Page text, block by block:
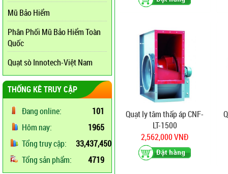
Mũ Bảo Hiểm
Phân Phối Mũ Bảo Hiểm Toàn
Quốc
Quạt sò Innotech-Việt Nam
THỐNG KÊ TRUY CẬP
Đang online:
101
Hôm nay:
1965
Tổng truy cập:
33,437,450
Tổng sản phẩm:
4719
Quạt ly tâm thấp áp CNF-
LT-1500
2,562,000 VNĐ